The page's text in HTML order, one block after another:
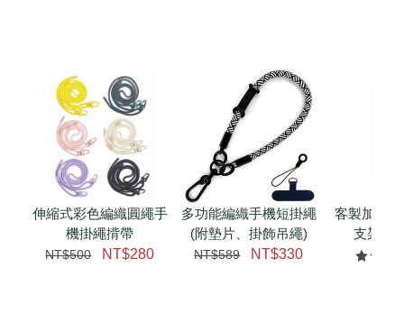
加入購物車
瀏覽更多
伸縮式彩色編織圓繩手
機掛繩揹帶
NT$500 NT$280
多功能編織手機短掛繩
(附墊片、掛飾吊繩)
NT$589 NT$330
客製加購
支架 腕